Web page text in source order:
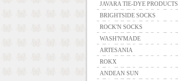
JAVARA TIE-DYE PRODUCTS
BRIGHTSIDE SOCKS
ROCK'N SOCKS
WASH'N'MADE
ARTESANIA
ROKX
ANDEAN SUN